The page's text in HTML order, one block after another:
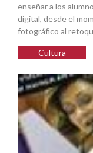
enseñar a los
digital, desde el
fotográfico al
Cultura